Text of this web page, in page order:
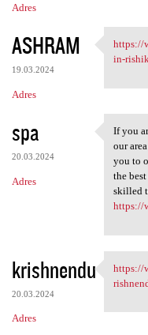
Adres
ASHRAM
19.03.2024
Adres
https://
in-
spa
20.03.2024
Adres
If you
If you
our
you to
the
skilled
https://
krishnendu
20.03.2024
Adres
https://
https://